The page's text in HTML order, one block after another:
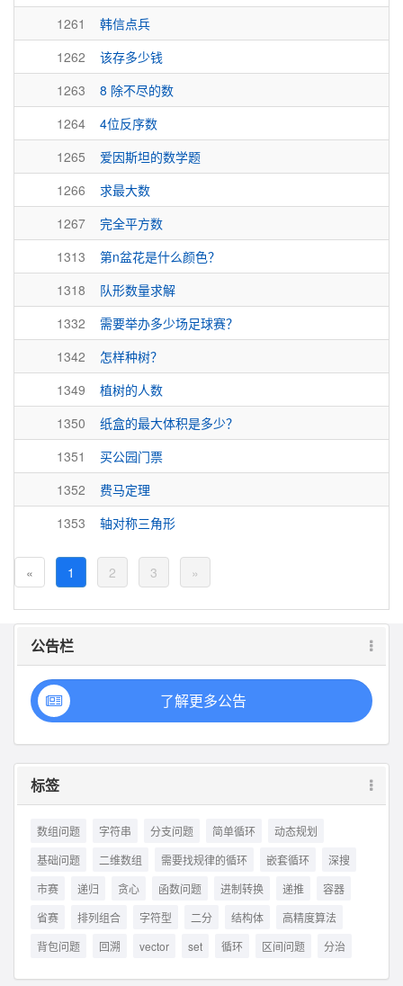
1261
韩信点兵
1262
该存多少钱
1263
8 除不尽的数
1264
4位反序数
1265
爱因斯坦的数学题
1266
求最大数
1267
完全平方数
1313
第n盆花是什么颜色？
1318
队形数量求解
1332
需要举办多少场足球赛？
1342
怎样种树？
1349
植树的人数
1350
纸盒的最大体积是多少？
1351
买公园门票
1352
费马定理
1353
轴对称三角形
« 1 2 3 »
公告栏
了解更多公告
标签
数组问题 字符串 分支问题 简单循环
动态规划
基础问题
二维数组 需要找规律的循环 嵌套循环
深搜
市赛
递归 贪心 函数问题 进制转换 递推
容器
省赛
排列组合 字符型 二分 结构体
高精度算法
背包问题
回溯 vector set 循环 区间问题 分治